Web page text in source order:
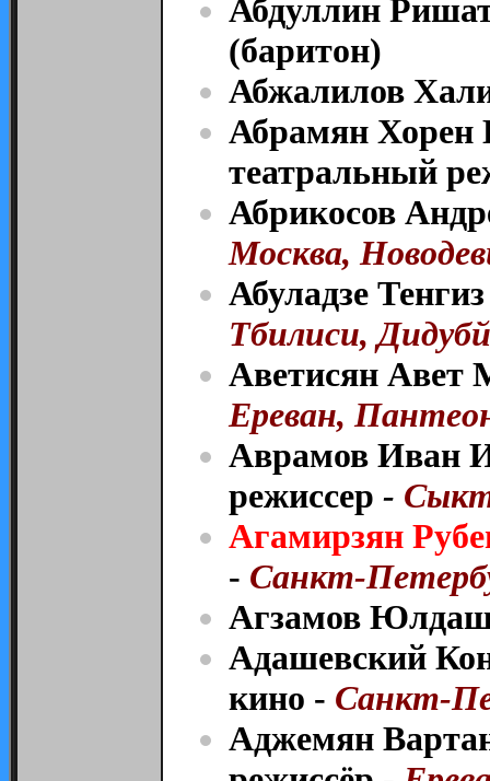
Абдуллин
(баритон)
Абжалилов
Абрамян Хорен
театральный
Абрикосов
Москва,
Абуладзе
Тбилиси,
Аветисян Авет
Ереван,
Аврамов Иван
режиссер -
Агамирзян
- Санкт-
Агзамов Юлдаш
Адашевский
кино - Санкт-
Аджемян